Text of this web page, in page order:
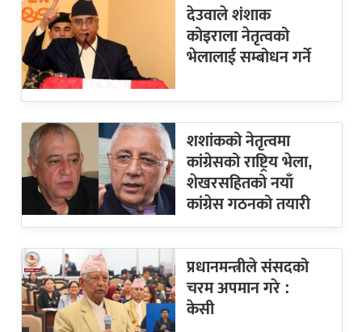
देउवाले शंशाक
कोइराला नेतृत्वको
भेलालाई सम्बोधन गर्ने
शशांकको नेतृत्वमा
कांग्रेसको राष्ट्रिय भेला,
शेखरसहितको नयाँ
कांग्रेस गठनको तयारी
प्रधानमन्त्रीले संसदको
चरम अपमान गरे :
केसी